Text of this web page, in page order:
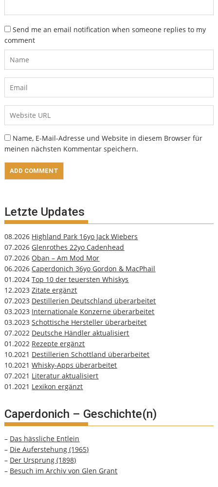
Send me an email notification when someone replies to my
comment
Name, E-Mail-Adresse und Website in diesem Browser für
meinen nächsten Kommentar speichern.
Letzte Updates
08.2026 Highland Park 16yo Jack Wiebers
07.2026 Glenrothes 22yo Cadenhead
07.2026 Oban – Am Mod Mor
06.2026 Caperdonich 36yo Gordon & MacPhail
01.2024Top 10 der teuersten Whiskys
12.2023Zitate ergänzt
07.2023 Destillerien Deutschland überarbeitet
03.2023 Internationale Konzerne überarbeitet
03.2023Schottische Hersteller überarbeitet
07.2022 Deutsche Händler aktualisiert
01.2022 Rezepte ergänzt
10.2021 Destillerien Schottland überarbeitet
10.2021Whisky-Apps überarbeitet
07.2021 Literatur aktualisiert
01.2021 Lexikon ergänzt
Caperdonich – Geschichte(n)
– Das hässliche Entlein
– Die Auferstehung (1965)
– Der Ursprung (1898)
– Besuch im Archiv von Glen Grant